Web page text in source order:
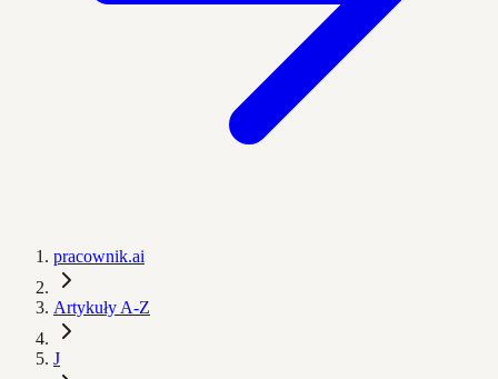
pracownik.ai
Artykuły A-Z
J